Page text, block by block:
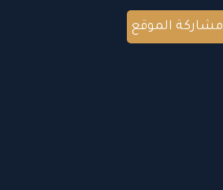
مشاركة الموقع